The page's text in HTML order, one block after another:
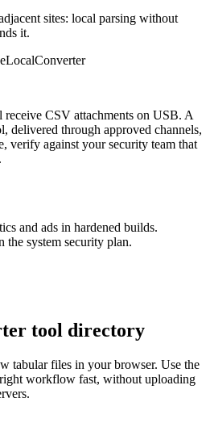
sites: local parsing without
it.
CSV attachments on USB. A
delivered through approved channels,
verify against your security team that
and ads in hardened builds.
the system security plan.
tool directory
tabular files in your browser. Use the
workflow fast, without uploading